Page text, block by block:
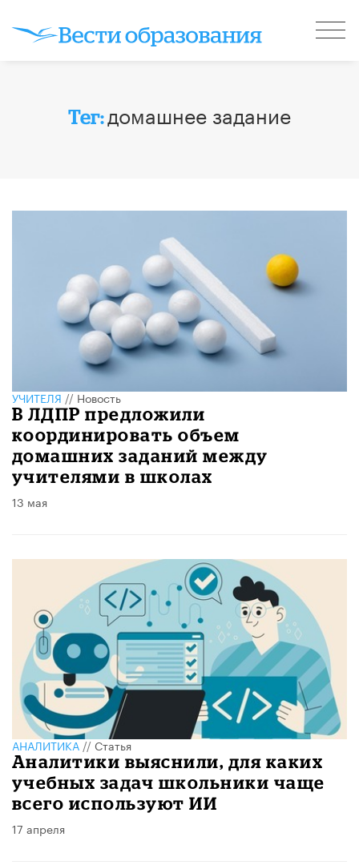
Тег:домашнее задание
УЧИТЕЛЯ//Новость
В ЛДПР предложили
координировать объем
домашних заданий между
учителями в школах
13 мая
АНАЛИТИКА//Статья
Аналитики выяснили, для каких
учебных задач школьники чаще
всего используют ИИ
17 апреля